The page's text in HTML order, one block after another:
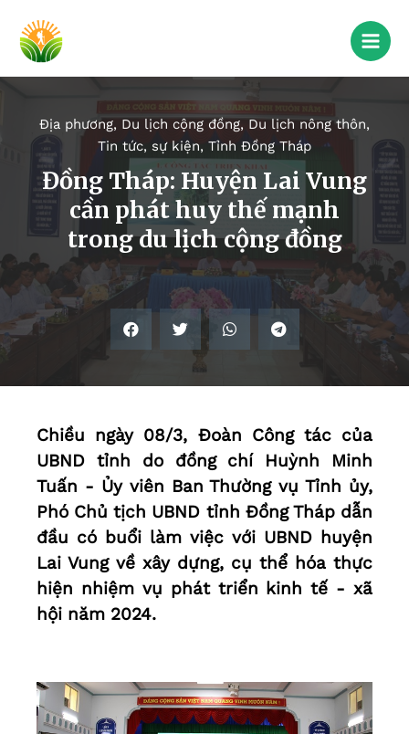
Địa phương, Du lịch cộng đồng, Du lịch nông thôn,
Tin tức, sự kiện, Tỉnh Đồng Tháp
Đồng Tháp: Huyện Lai Vung
cần phát huy thế mạnh
trong du lịch cộng đồng
Chiều ngày 08/3, Đoàn Công tác của
UBND tỉnh do đồng chí Huỳnh Minh
Tuấn - Ủy viên Ban Thường vụ Tỉnh ủy,
Phó Chủ tịch UBND tỉnh Đồng Tháp dẫn
đầu có buổi làm việc với UBND huyện
Lai Vung về xây dựng, cụ thể hóa thực
hiện nhiệm vụ phát triển kinh tế - xã
hội năm 2024.